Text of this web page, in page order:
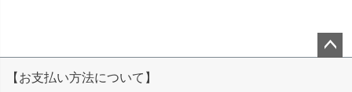
【お支払い方法について】